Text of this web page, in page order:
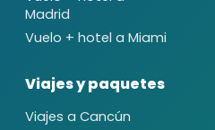
Madrid
Vuelo + hotel a Miami
Viajes y paquetes
Viajes a Cancún